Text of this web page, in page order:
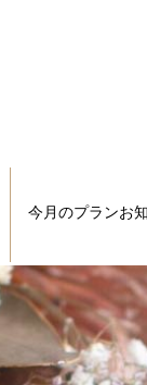
今月のプランお